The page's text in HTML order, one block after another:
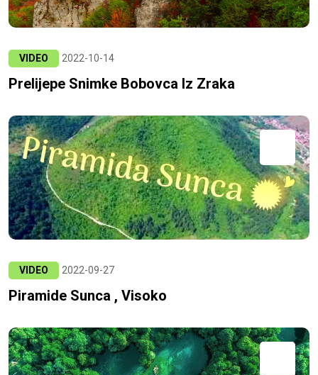
VIDEO 2022-10-14
Prelijepe Snimke Bobovca Iz Zraka
VIDEO 2022-09-27
Piramide Sunca , Visoko